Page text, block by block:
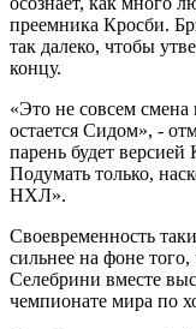
преемника Кросби.
так далеко, чтобы
концу.
«Это не совсем
остается Сидом», -
парень будет
Подумать только,
НХЛ».
Своевременность
сильнее на фоне
Селебрини вместе
чемпионате мира по